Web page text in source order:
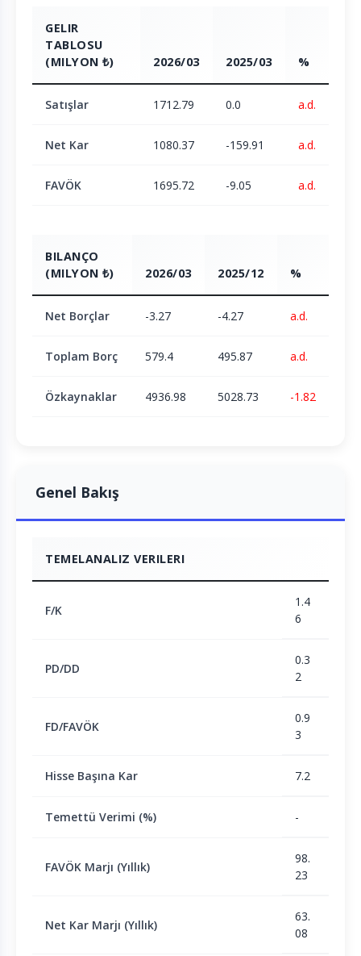
GELIR
TABLOSU
(MILYON ₺)
2026/03 2025/03 %
Satışlar 1712.79 0.0 a.d.
Net Kar 1080.37 -159.91 a.d.
FAVÖK 1695.72 -9.05 a.d.
BILANÇO
(MILYON ₺)
2026/03 2025/12 %
Net Borçlar -3.27 -4.27 a.d.
Toplam Borç 579.4 495.87 a.d.
Özkaynaklar 4936.98 5028.73 -1.82
Genel Bakış
TEMELANALIZ VERILERI
F/K
1.4
6
PD/DD
0.3
2
FD/FAVÖK
0.9
3
Hisse Başına Kar 7.2
Temettü Verimi (%) -
FAVÖK Marjı (Yıllık)
98.
23
Net Kar Marjı (Yıllık)
63.
08